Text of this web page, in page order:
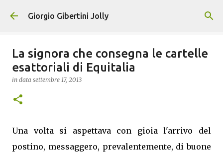
Passa ai contenuti principali
Giorgio Gibertini Jolly
La signora che consegna le cartelle
esattoriali di Equitalia
in data settembre 17, 2013
Una volta si aspettava con gioia l'arrivo del
postino, messaggero, prevalentemente, di buone